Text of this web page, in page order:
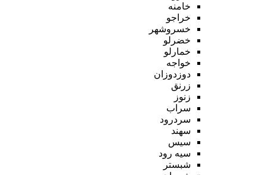
خامنه
خراجو
خسروشهر
خضرلو
خمارلو
خواجه
دوزدوزان
زرنق
زنوز
سراب
سردرود
سهند
سیس
سیه رود
شبستر